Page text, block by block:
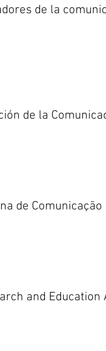
de la
de la
de Comunicação
and Education